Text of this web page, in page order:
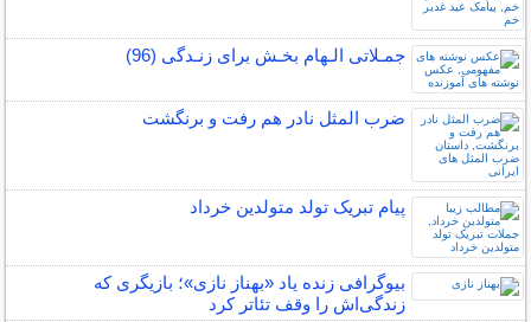
جمـلاتی الـهام بخـش برای زنـدگی (96)
ضرب المثل نادر هم رفت و برنگشت
پیام تبریک تولد متولدین خرداد
بیوگرافی زنده یاد «بهناز نازی»؛ بازیگری که
زندگی‌اش را وقف تئاتر کرد